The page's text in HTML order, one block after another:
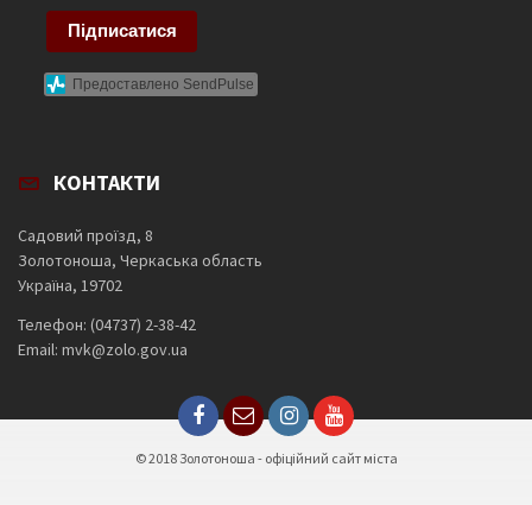
Підписатися
Предоставлено SendPulse
КОНТАКТИ
Садовий проїзд, 8
Золотоноша, Черкаська область
Україна, 19702
Телефон: (04737) 2-38-42
Email: mvk@zolo.gov.ua
© 2018 Золотоноша - офіційний сайт міста